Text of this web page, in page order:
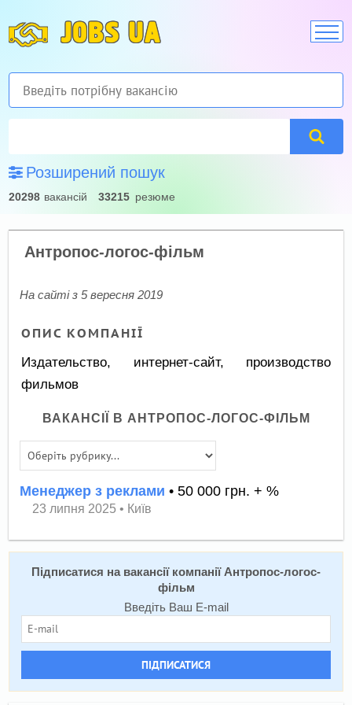
JOBS UA
Розширений пошук
20298 вакансій 33215 резюме
Антропос-логос-фільм
На сайті з 5 вересня 2019
ОПИС КОМПАНІЇ
Издательство, интернет-сайт, производство
фильмов
ВАКАНСІЇ В АНТРОПОС-ЛОГОС-ФІЛЬМ
Менеджер з реклами • 50 000 грн. + %
23 липня 2025 • Київ
Підписатися на вакансії компанії Антропос-логос-
фільм
Введіть Ваш E-mail
ПІДПИСАТИСЯ